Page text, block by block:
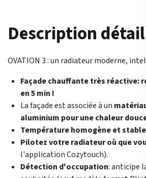
Description
OVATION 3 : un radiateur moderne,
Façade chauffante très réactive:
en 5 min !
La façade est associée à un
aluminium pour unechaleur
Température homogène et stable
Pilotez votre radiateur où que
l'application Cozytouch).
Détection d'occupation: anticipe